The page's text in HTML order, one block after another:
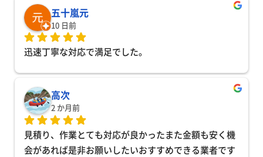
五十嵐元
10 日前
迅速丁寧な対応で満足でした。
高次
2 か月前
見積り、作業とても対応が良かったまた金額も安く機
会があれば是非お願いしたいおすすめできる業者です